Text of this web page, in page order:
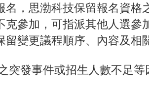
名，思渤科技保留報名資格
克參加，可指派其他人選參
留變更議程順序、內容及相
突發事件或招生人數不足